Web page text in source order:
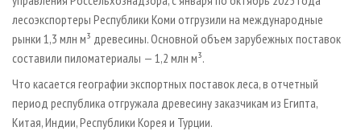
ДЕРЕВЯННОЕ ДОМОСТРОЕНИЕ
ПРОИЗВОДСТВО МЕБЕЛИ
БИОЭНЕРГЕТИКА
ЦБП
ИНСТРУМЕНТ И МАТЕРИАЛЫ
ОФИЦИАЛЬНЫЕ ДЕЛЕГАЦИИ
ПРИОРИТЕТНЫЕ ИНВЕСТПРОЕКТЫ
RUSSIAN FORESTRY REVIEW
ГАЗЕТА ЛЕСПРОМФОРУМ
БИБЛИОТЕКА СПЕЦИАЛИСТА
лесоэкспортеры Республики Коми отгрузили на международные
рынки 1,3 млн м³ древесины. Основной объем зарубежных поставок
составили пиломатериалы — 1,2 млн м³.
Что касается географии экспортных поставок леса, в отчетный
период республика отгружала древесину заказчикам из Египта,
Китая, Индии, Республики Корея и Турции.